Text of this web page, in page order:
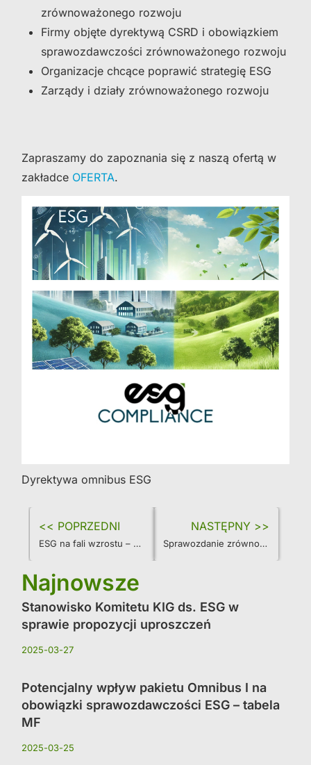
zrównoważonego rozwoju
Firmy objęte dyrektywą CSRD i obowiązkiem
sprawozdawczości zrównoważonego rozwoju
Organizacje chcące poprawić strategię ESG
Zarządy i działy zrównoważonego rozwoju
Zapraszamy do zapoznania się z naszą ofertą w
zakładce OFERTA.
Dyrektywa omnibus ESG
<< POPRZEDNI
ESG na fali wzrostu – co mówią dane z wyszukiwarki Google?
NASTĘPNY >>
Sprawozdanie zrównoważonego rozwoju w grupach kapitałowych w przypadku braku transpozycji CSRD – opinia Ministerstwa Finansów
Najnowsze
Stanowisko Komitetu KIG ds. ESG w
sprawie propozycji uproszczeń
2025-03-27
Potencjalny wpływ pakietu Omnibus I na
obowiązki sprawozdawczości ESG – tabela
MF
2025-03-25